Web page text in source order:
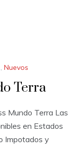
, Nuevos
Terra
Mundo Terra Las
en Estados
Impotados y